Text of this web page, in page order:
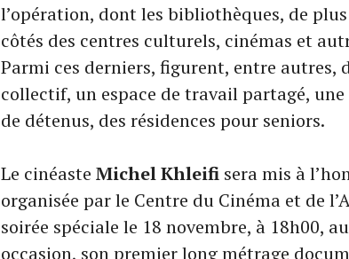
l’opération, dont les bibliothèques, de
côtés des centres culturels, cinémas et
Parmi ces derniers, figurent, entre
collectif, un espace de travail partagé,
de détenus, des résidences pour seniors.
Le cinéaste Michel Khleifi sera mis à
organisée par le Centre du Cinéma et de
soirée spéciale le 18 novembre, à 18h00,
occasion, son premier long métrage